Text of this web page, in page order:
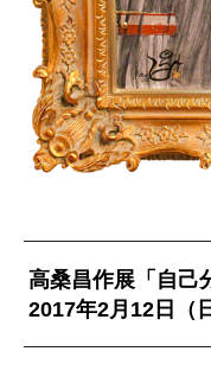
高桑昌作展「自己
2017年2月12日（